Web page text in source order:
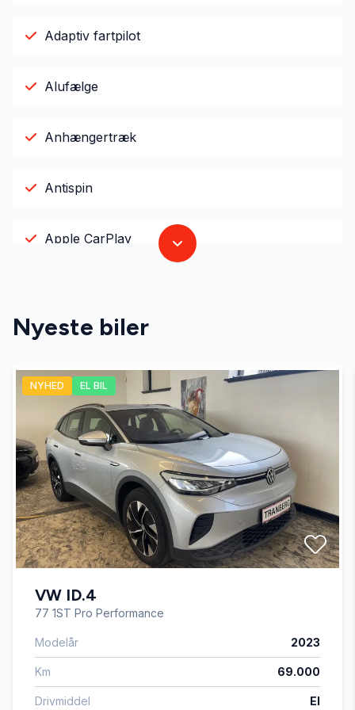
Adaptiv fartpilot
Alufælge
Anhængertræk
Antispin
Apple CarPlay
Automatgear
Bakkamera
Blind vinkel detektion
Bluetooth
DAB+ radio
Dual zone klimaanlæg
El-ruder x4
El-spejle med varme
Nyeste biler
NYHED EL BIL
VW ID.4
77 1ST Pro Performance
Modelår 2023
Km 69.000
Drivmiddel El